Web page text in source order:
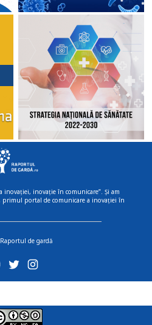
inovației, inovație în comunicare”. Și am
primul portal de comunicare a inovației în
de gardă